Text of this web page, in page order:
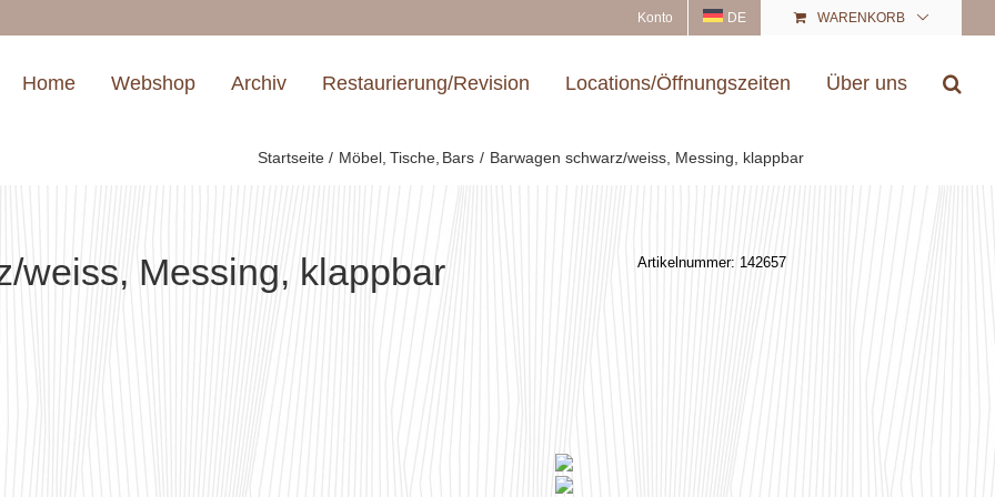
Konto DE WARENKORB
Home Webshop Archiv Restaurierung/Revision Locations/Öffnungszeiten Über uns
Startseite Möbel Tische Bars Barwagen schwarz/weiss, Messing, klappbar
weiss, Messing, klappbar Artikelnummer: 142657